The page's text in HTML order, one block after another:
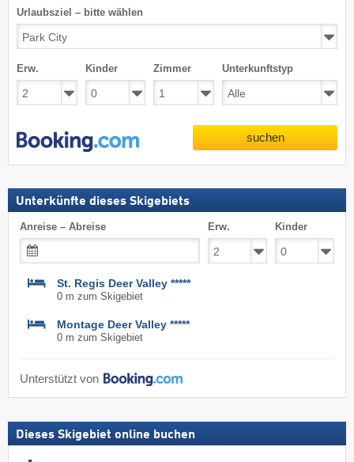
Urlaubsziel – bitte wählen
Erw. Kinder Zimmer Unterkunftstyp
suchen
Unterkünfte dieses Skigebiets
Anreise – Abreise Erw. Kinder
St. Regis Deer Valley *****
0 m zum Skigebiet
Montage Deer Valley *****
0 m zum Skigebiet
Unterstützt von
Dieses Skigebiet online buchen